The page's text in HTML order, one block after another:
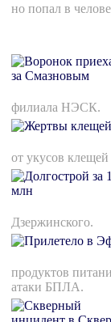
но попал в
филиала НЭСК.
от укусов
Дзержинского.
продуктов
атаки БПЛА.